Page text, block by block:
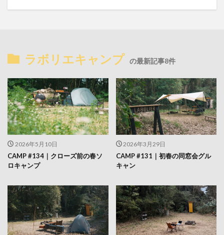
ラボリエキャンプ の最新記事8件
2026年5月10日
CAMP #134｜クローズ前の春ソ
ロキャンプ
2026年3月29日
CAMP #131｜初春の同窓会グル
キャン